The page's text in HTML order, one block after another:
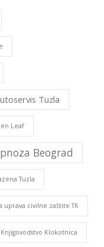
Tuzla
Leaf
Beograd
Tuzla
uprava civilne zaštite TK
Knjigovodstvo Klokotnica